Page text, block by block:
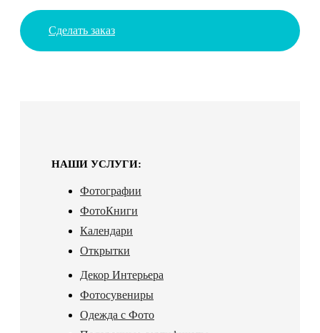
Сделать заказ
НАШИ УСЛУГИ:
Фотографии
ФотоКниги
Календари
Открытки
Декор Интерьера
Фотосувениры
Одежда с Фото